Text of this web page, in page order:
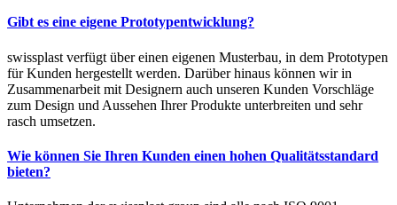
Gibt es eine eigene Prototypentwicklung?
swissplast verfügt über einen eigenen Musterbau, in dem Prototypen
für Kunden hergestellt werden. Darüber hinaus können wir in
Zusammen­arbeit mit Designern auch unseren Kunden Vorschläge
zum Design und Aussehen Ihrer Produkte unterbreiten und sehr
rasch umsetzen.
Wie können Sie Ihren Kunden einen hohen Qualitätsstandard
bieten?